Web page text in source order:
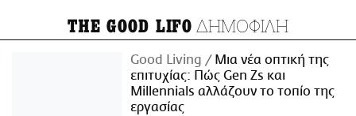
THE GOOD LIFO ΔΗΜΟΦΙΛΗ
Good Living
Μια νέα οπτική της
επιτυχίας: Πώς Gen Zs και
Millennials αλλάζουν το τοπίο της
εργασίας